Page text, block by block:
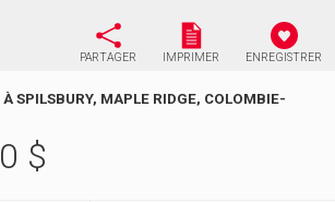
PARTAGER IMPRIMER ENREGISTRER
SPILSBURY, MAPLE RIDGE, COLOMBIE-
$